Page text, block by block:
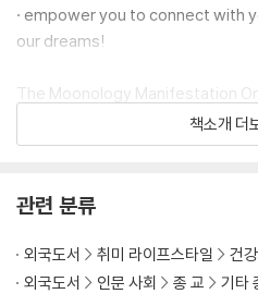
· empower you to connect with
our dreams!
The Moonology Manifestation
of the Moon to provide direct,
u boost your manifestation.
signs of the zodiac, and the
k to the Moon for support and
the inner power you've had all
책소개 더
관련 분류
외국도서 취미 라이프스타일 건
외국도서
인문 사회 종 교 기타